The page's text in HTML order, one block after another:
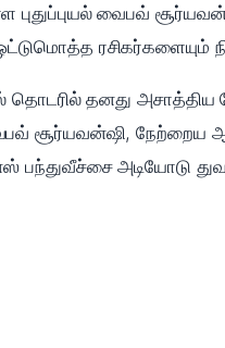
புதுப்புயல் வைபவ்
ரசிகர்களையும்
தொடரில் தனது
சூர்யவன்ஷி, நேற்றைய
பந்துவீச்சை அடியோடு